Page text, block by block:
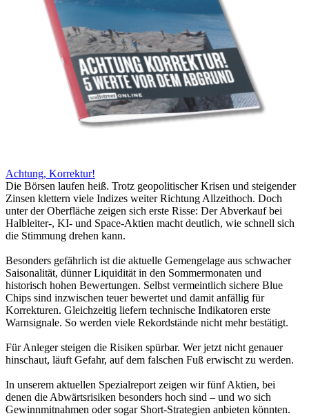
Achtung, Korrektur!
Die Börsen laufen heiß. Trotz geopolitischer Krisen und steigender
Zinsen klettern viele Indizes weiter Richtung Allzeithoch. Doch
unter der Oberfläche zeigen sich erste Risse: Der Abverkauf bei
Halbleiter-, KI- und Space-Aktien macht deutlich, wie schnell sich
die Stimmung drehen kann.
Besonders gefährlich ist die aktuelle Gemengelage aus schwacher
Saisonalität, dünner Liquidität in den Sommermonaten und
historisch hohen Bewertungen. Selbst vermeintlich sichere Blue
Chips sind inzwischen teuer bewertet und damit anfällig für
Korrekturen. Gleichzeitig liefern technische Indikatoren erste
Warnsignale. So werden viele Rekordstände nicht mehr bestätigt.
Für Anleger steigen die Risiken spürbar. Wer jetzt nicht genauer
hinschaut, läuft Gefahr, auf dem falschen Fuß erwischt zu werden.
In unserem aktuellen Spezialreport zeigen wir fünf Aktien, bei
denen die Abwärtsrisiken besonders hoch sind – und wo sich
Gewinnmitnahmen oder sogar Short-Strategien anbieten könnten.